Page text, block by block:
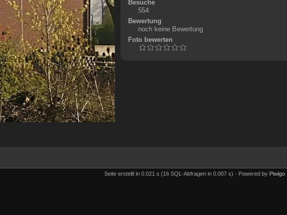
Besuche
554
Bewertung
noch keine Bewertung
Foto bewerten
Seite erstellt in 0.021 s (16 SQL-Abfragen in 0.007 s) - Powered by Piwigo